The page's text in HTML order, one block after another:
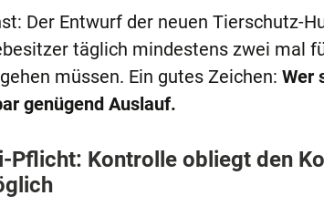
Der Entwurf der neuen Tierschutz-
täglich mindestens zwei mal
müssen. Ein gutes Zeichen: Wer
genügend Auslauf.
Pflicht: Kontrolle obliegt den